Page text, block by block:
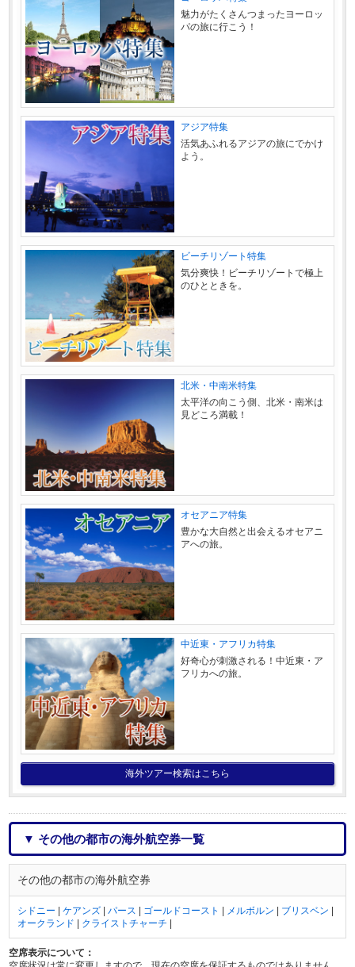
魅力がたくさんつまったヨーロッ
パの旅に行こう！
アジア特集
活気あふれるアジアの旅にでかけ
よう。
ビーチリゾート特集
気分爽快！ビーチリゾートで極上
のひとときを。
北米・中南米特集
太平洋の向こう側、北米・南米は
見どころ満載！
オセアニア特集
豊かな大自然と出会えるオセアニ
アへの旅。
中近東・アフリカ特集
好奇心が刺激される！中近東・ア
フリカへの旅。
海外ツアー検索はこちら
▼ その他の都市の海外航空券一覧
その他の都市の海外航空券
シドニー |ケアンズ |パース | ゴールドコースト | メルボルン | ブリスベン |
オークランド | クライストチャーチ |
空席表示について：